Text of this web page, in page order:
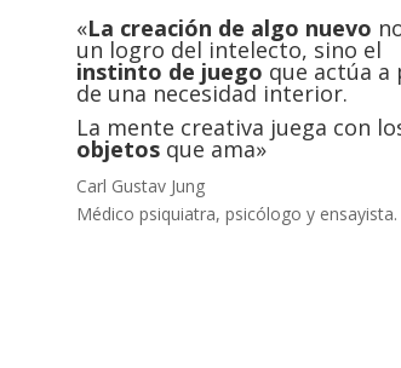
«La creación de algo nuevo
un logro del intelecto, sino el
instinto de juego que actúa
de una necesidad interior.
La mente creativa juega con
objetosque ama»
Carl Gustav Jung
Médico psiquiatra, psicólogo y ensayista.